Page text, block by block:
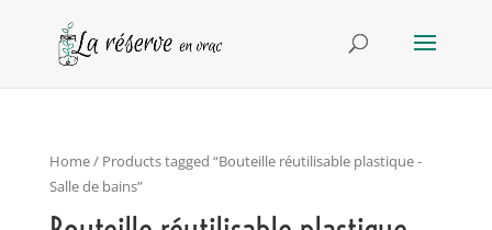
Home/ Products tagged “Bouteille réutilisable plastique -
Salle de bains”